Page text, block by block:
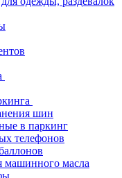
шин
в паркинг
телефонов
масла